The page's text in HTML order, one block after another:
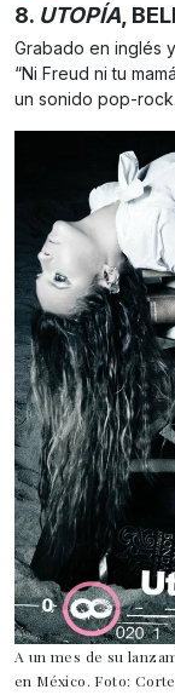
8. UTOPÍA ,
Grabado en inglés
“Ni Freud ni tu
un sonido pop-rock.
A un mes de su
en México. Foto: